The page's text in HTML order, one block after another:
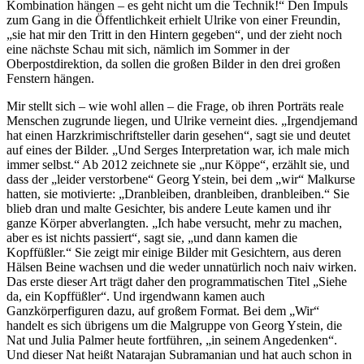
Kombination hängen – es geht nicht um die Technik!“ Den Impuls
zum Gang in die Öffentlichkeit erhielt Ulrike von einer Freundin,
„sie hat mir den Tritt in den Hintern gegeben“, und der zieht noch
eine nächste Schau mit sich, nämlich im Sommer in der
Oberpostdirektion, da sollen die großen Bilder in den drei großen
Fenstern hängen.
Mir stellt sich – wie wohl allen – die Frage, ob ihren Porträts reale
Menschen zugrunde liegen, und Ulrike verneint dies. „Irgendjemand
hat einen Harzkrimischriftsteller darin gesehen“, sagt sie und deutet
auf eines der Bilder. „Und Serges Interpretation war, ich male mich
immer selbst.“ Ab 2012 zeichnete sie „nur Köppe“, erzählt sie, und
dass der „leider verstorbene“ Georg Ystein, bei dem „wir“ Malkurse
hatten, sie motivierte: „Dranbleiben, dranbleiben, dranbleiben.“ Sie
blieb dran und malte Gesichter, bis andere Leute kamen und ihr
ganze Körper abverlangten. „Ich habe versucht, mehr zu machen,
aber es ist nichts passiert“, sagt sie, „und dann kamen die
Kopffüßler.“ Sie zeigt mir einige Bilder mit Gesichtern, aus deren
Hälsen Beine wachsen und die weder unnatürlich noch naiv wirken.
Das erste dieser Art trägt daher den programmatischen Titel „Siehe
da, ein Kopffüßler“. Und irgendwann kamen auch
Ganzkörperfiguren dazu, auf großem Format. Bei dem „Wir“
handelt es sich übrigens um die Malgruppe von Georg Ystein, die
Nat und Julia Palmer heute fortführen, „in seinem Angedenken“.
Und dieser Nat heißt Natarajan Subramanian und hat auch schon in